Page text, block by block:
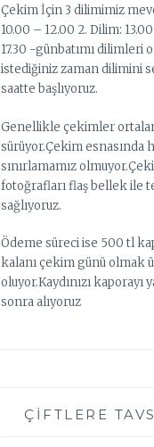
Çekim İçin 3 dilimimiz
10.00 – 12.00 2. Dilim:
17.30 -günbatımı dilimleri
istediğiniz zaman dilimini
saatte başlıyoruz.
Genellikle çekimler
sürüyor.Çekim esnasında
sınırlamamız
fotoğrafları flaş bellek ile
sağlıyoruz.
Ödeme süreci ise 500 tl
kalanı çekim günü olmak
oluyor.Kaydınızı kaporayı
sonra alıyoruz
ÇIFTLERE